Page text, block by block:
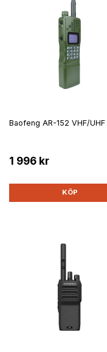
Baofeng AR-152 VHF/UHF
1 996 kr
KÖP